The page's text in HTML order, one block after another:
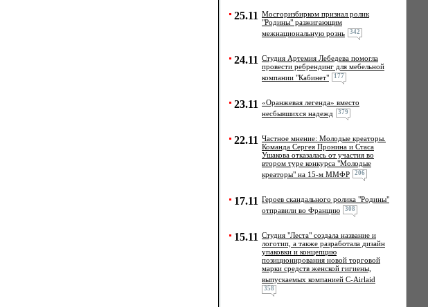
25.11 Мосгоризбирком признал ролик
"Родины" разжигающим
межнациональную рознь
342
24.11 Студия Артемия Лебедева помогла
провести ребрендинг для мебельной
компании "Кабинет"
177
23.11 «Оранжевая легенда» вместо
несбывшихся надежд
379
22.11 Частное мнение: Молодые креаторы.
Команда Сергея Пронина и Стаса
Ушакова отказалась от участия во
втором туре конкурса "Молодые
креаторы" на 15-м ММФР
206
17.11 Героев скандального ролика "Родины"
отправили во Францию
308
15.11 Студия "Леста" создала название и
логотип, а также разработала дизайн
упаковки и концепцию
позиционирования новой торговой
марки средств женской гигиены,
выпускаемых компанией C-Airlaid
358